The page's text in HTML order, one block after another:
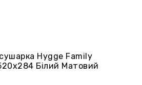
Hygge Family
Білий Матовий